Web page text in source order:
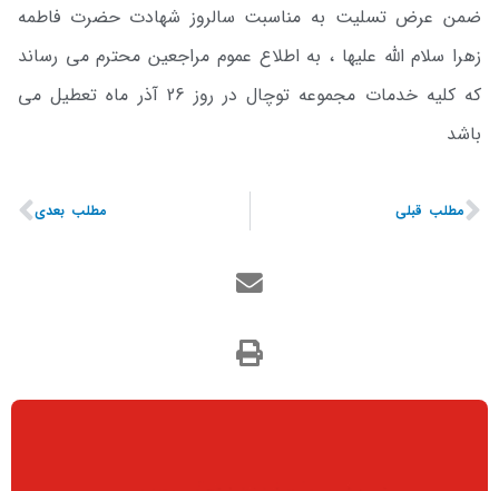
ضمن عرض تسلیت به مناسبت سالروز شهادت حضرت فاطمه
زهرا سلام الله علیها ، به اطلاع عموم مراجعین محترم می رساند
که کلیه خدمات مجموعه توچال در روز 26 آذر ماه تعطیل می
باشد
مطلب قبلی مطلب بعدی